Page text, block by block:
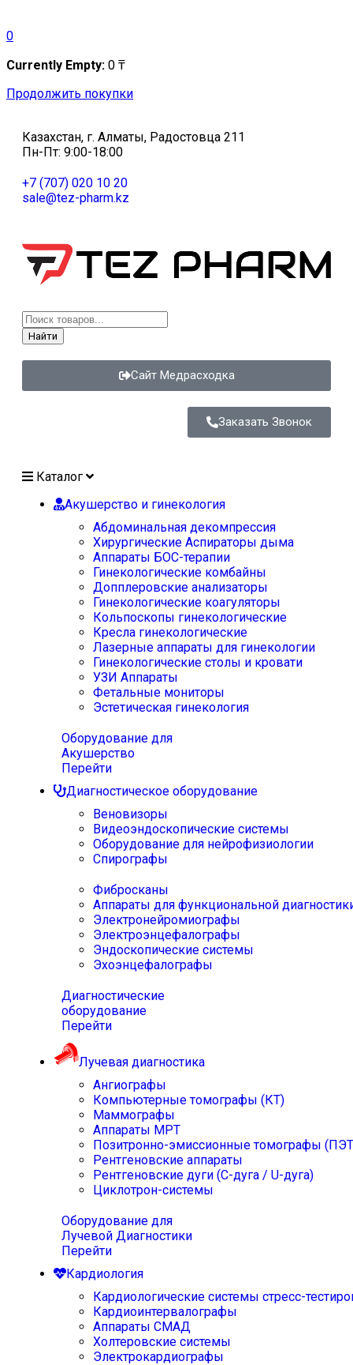
0
Currently Empty: 0 ₸
Продолжить покупки
Казахстан, г. Алматы, Радостовца 211
Пн-Пт: 9:00-18:00
+7 (707) 020 10 20
sale@tez-pharm.kz
Найти
Сайт Медрасходка
Заказать Звонок
Каталог
Акушерство и гинекология
Абдоминальная декомпрессия
Хирургические Аспираторы дыма
Аппараты БОС-терапии
Гинекологические комбайны
Допплеровские анализаторы
Гинекологические коагуляторы
Кольпоскопы гинекологические
Кресла гинекологические
Лазерные аппараты для гинекологии
Гинекологические столы и кровати
УЗИ Аппараты
Фетальные мониторы
Эстетическая гинекология
Оборудование для
Акушерство
Перейти
Диагностическое оборудование
Веновизоры
Видеоэндоскопические системы
Оборудование для нейрофизиологии
Спирографы
Фибросканы
Аппараты для функциональной
Электронейромиографы
Электроэнцефалографы
Эндоскопические системы
Эхоэнцефалографы
Диагностические
оборудование
Перейти
Лучевая диагностика
Ангиографы
Компьютерные томографы (КТ)
Маммографы
Аппараты МРТ
Позитронно-эмиссионные томографы
Рентгеновские аппараты
Рентгеновские дуги (С-дуга / U-дуга)
Циклотрон-системы
Оборудование для
Лучевой Диагностики
Перейти
Кардиология
Кардиологические системы стресс-
Кардиоинтервалографы
Аппараты СМАД
Холтеровские системы
Электрокардиографы